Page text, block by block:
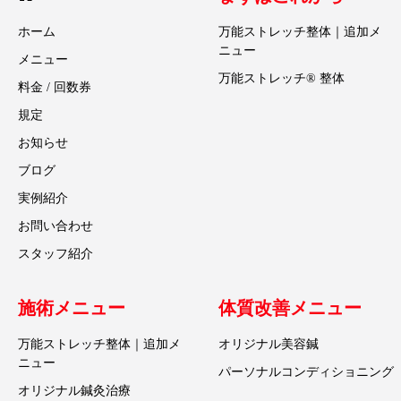
ホーム
メニュー
料金 / 回数券
規定
お知らせ
ブログ
実例紹介
お問い合わせ
スタッフ紹介
万能ストレッチ整体｜追加メ
ニュー
万能ストレッチ® 整体
施術メニュー
万能ストレッチ整体｜追加メ
ニュー
オリジナル鍼灸治療
体質改善メニュー
オリジナル美容鍼
パーソナルコンディショニング